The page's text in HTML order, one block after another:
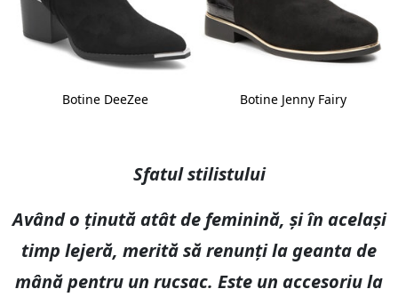
Botine DeeZee Botine Jenny Fairy
Sfatul stilistului
Având o ținută atât de feminină, și în același
timp lejeră, merită să renunți la geanta de
mână pentru un rucsac. Este un accesoriu la